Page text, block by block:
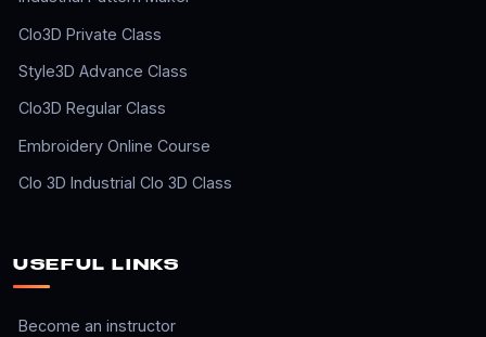
Clo3D Private Class
Style3D Advance Class
Clo3D Regular Class
Embroidery Online Course
Clo 3D Industrial Clo 3D Class
USEFUL LINKS
Become an instructor